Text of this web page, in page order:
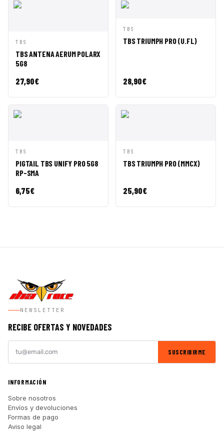
VISTA
RÁPIDA
CESTA
TBS
TBS ANTENA AERUM POLARX
5G8
27,90€
VISTA
RÁPIDA
CESTA
TBS
TBS TRIUMPH PRO (U.FL)
28,90€
VISTA
RÁPIDA
CESTA
TBS
PIGTAIL TBS UNIFY PRO 5G8
RP-SMA
6,75€
VISTA
RÁPIDA
CESTA
TBS
TBS TRIUMPH PRO (MMCX)
25,90€
NEWSLETTER
RECIBE OFERTAS Y NOVEDADES
SUSCRIBIRME
INFORMACIÓN
Sobre nosotros
Envíos y devoluciones
Formas de pago
Aviso legal